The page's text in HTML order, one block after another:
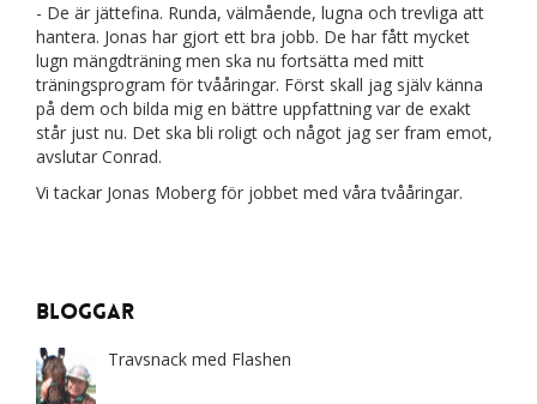
- De är jättefina. Runda, välmående, lugna och trevliga att
hantera. Jonas har gjort ett bra jobb. De har fått mycket
lugn mängdträning men ska nu fortsätta med mitt
träningsprogram för tvååringar. Först skall jag själv känna
på dem och bilda mig en bättre uppfattning var de exakt
står just nu. Det ska bli roligt och något jag ser fram emot,
avslutar Conrad.
Vi tackar Jonas Moberg för jobbet med våra tvååringar.
Bloggar
Travsnack med Flashen